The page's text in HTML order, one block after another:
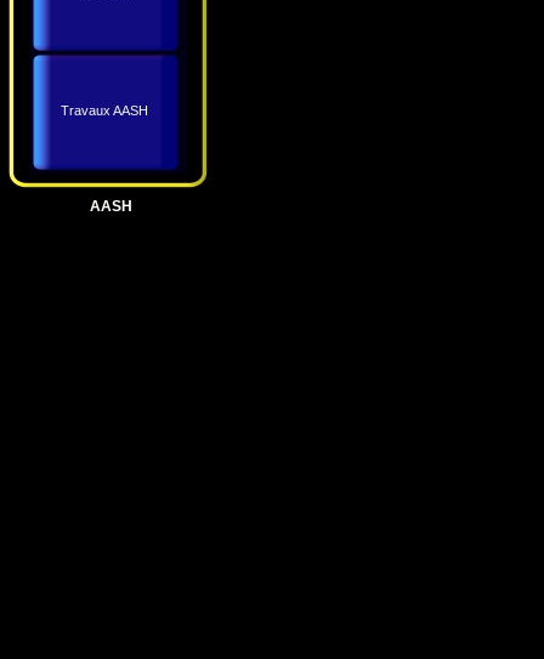
Travaux AASH
AASH